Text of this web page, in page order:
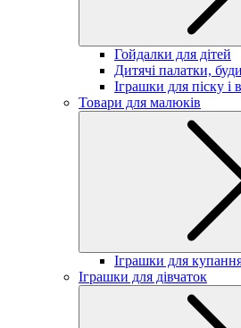
Гойдалки для дітей
Дитячі палатки,
Іграшки для піску і
Товари для малюків
Іграшки для
Іграшки для дівчаток